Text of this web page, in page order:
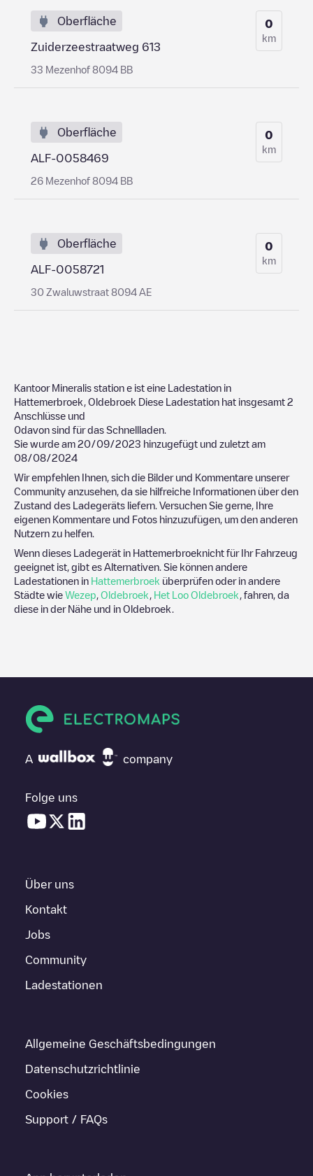
Oberfläche
Zuiderzeestraatweg 613
33 Mezenhof 8094 BB
0
km
Oberfläche
ALF-0058469
26 Mezenhof 8094 BB
0
km
Oberfläche
ALF-0058721
30 Zwaluwstraat 8094 AE
0
km
Kantoor Mineralis station e ist eine Ladestation in
Hattemerbroek Oldebroek Diese Ladestation hat insgesamt 2
Anschlüsse und
0davon sind für das Schnellladen.
Sie wurde am 20/09/2023 hinzugefügt und zuletzt am
08/08/2024
Wir empfehlen Ihnen, sich die Bilder und Kommentare unserer
Community anzusehen, da sie hilfreiche Informationen über den
Zustand des Ladegeräts liefern. Versuchen Sie gerne, Ihre
eigenen Kommentare und Fotos hinzuzufügen, um den anderen
Nutzern zu helfen.
Wenn dieses Ladegerät in Hattemerbroeknicht für Ihr Fahrzeug
geeignet ist, gibt es Alternativen. Sie können andere
Ladestationen in Hattemerbroek überprüfen oder in andere
Städte wie Wezep Oldebroek Het Loo Oldebroek , fahren, da
diese in der Nähe und in Oldebroek
A company
Folge uns
Über uns
Kontakt
Jobs
Community
Ladestationen
Allgemeine Geschäftsbedingungen
Datenschutzrichtlinie
Cookies
Support / FAQs